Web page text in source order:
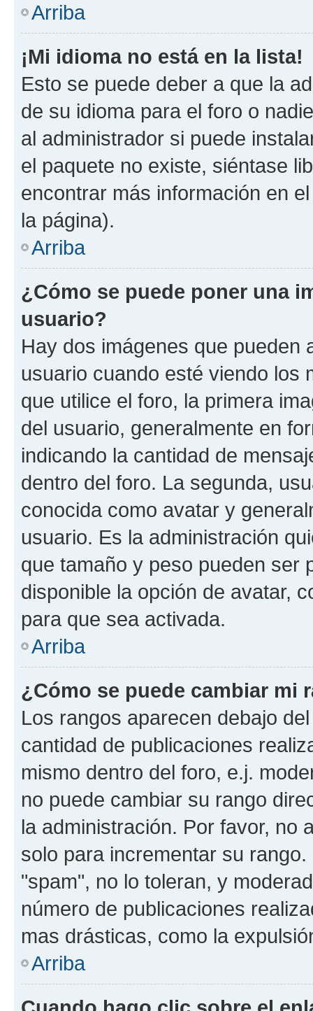
Arriba
¡Mi idioma no está en la lista!
Esto se puede deber a que la
de su idioma para el foro o
al administrador si puede
el paquete no existe, siéntase
encontrar más información en
la página).
Arriba
¿Cómo se puede poner una
usuario?
Hay dos imágenes que pueden
usuario cuando esté viendo los
que utilice el foro, la primera
del usuario, generalmente en
indicando la cantidad de
dentro del foro. La segunda,
conocida como avatar y
usuario. Es la administración
que tamaño y peso pueden ser
disponible la opción de avatar,
para que sea activada.
Arriba
¿Cómo se puede cambiar mi
Los rangos aparecen debajo
cantidad de publicaciones
mismo dentro del foro, e.j.
no puede cambiar su rango
la administración. Por favor, no
solo para incrementar su
"spam", no lo toleran, y
número de publicaciones
mas drásticas, como la
Arriba